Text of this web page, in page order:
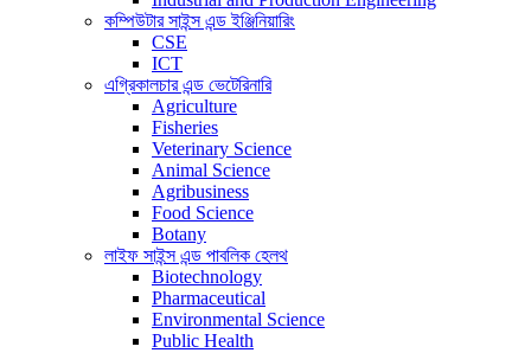
কম্পিউটার সাইন্স এন্ড ইঞ্জিনিয়ারিং
CSE
ICT
এগ্রিকালচার এন্ড ভেটেরিনারি
Agriculture
Fisheries
Veterinary Science
Animal Science
Agribusiness
Food Science
Botany
লাইফ সাইন্স এন্ড পাবলিক হেলথ
Biotechnology
Pharmaceutical
Environmental Science
Public Health